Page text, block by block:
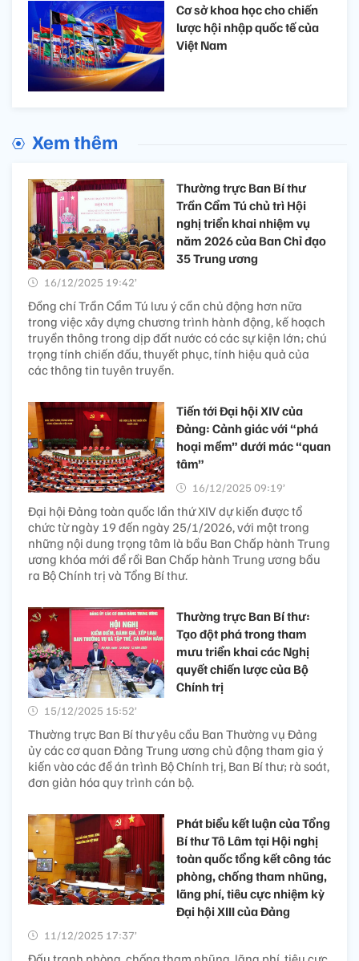
Cơ sở khoa học cho chiến
lược hội nhập quốc tế của
Việt Nam
Xem thêm
Thường trực Ban Bí thư
Trần Cẩm Tú chủ trì Hội
nghị triển khai nhiệm vụ
năm 2026 của Ban Chỉ đạo
35 Trung ương
16/12/2025 19:42’
Đồng chí Trần Cẩm Tú lưu ý cần chủ động hơn nữa
trong việc xây dựng chương trình hành động, kế hoạch
truyền thông trong dịp đất nước có các sự kiện lớn; chú
trọng tính chiến đấu, thuyết phục, tính hiệu quả của
các thông tin tuyên truyền.
Tiến tới Đại hội XIV của
Đảng: Cảnh giác với “phá
hoại mềm” dưới mác “quan
tâm”
16/12/2025 09:19’
Đại hội Đảng toàn quốc lần thứ XIV dự kiến được tổ
chức từ ngày 19 đến ngày 25/1/2026, với một trong
những nội dung trọng tâm là bầu Ban Chấp hành Trung
ương khóa mới để rồi Ban Chấp hành Trung ương bầu
ra Bộ Chính trị và Tổng Bí thư.
Thường trực Ban Bí thư:
Tạo đột phá trong tham
mưu triển khai các Nghị
quyết chiến lược của Bộ
Chính trị
15/12/2025 15:52’
Thường trực Ban Bí thư yêu cầu Ban Thường vụ Đảng
ủy các cơ quan Đảng Trung ương chủ động tham gia ý
kiến vào các đề án trình Bộ Chính trị, Ban Bí thư; rà soát,
đơn giản hóa quy trình cán bộ.
Phát biểu kết luận của Tổng
Bí thư Tô Lâm tại Hội nghị
toàn quốc tổng kết công tác
phòng, chống tham nhũng,
lãng phí, tiêu cực nhiệm kỳ
Đại hội XIII của Đảng
11/12/2025 17:37’